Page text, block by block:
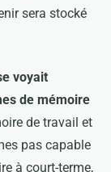
sera stocké
voyait
de mémoire
de travail et
pas capable
à court-terme,